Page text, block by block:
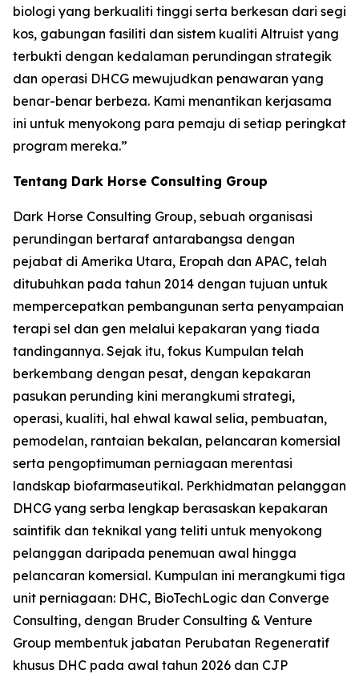
biologi yang berkualiti tinggi serta berkesan dari segi
kos, gabungan fasiliti dan sistem kualiti Altruist yang
terbukti dengan kedalaman perundingan strategik
dan operasi DHCG mewujudkan penawaran yang
benar-benar berbeza. Kami menantikan kerjasama
ini untuk menyokong para pemaju di setiap peringkat
program mereka.”
Tentang Dark Horse Consulting Group
Dark Horse Consulting Group, sebuah organisasi
perundingan bertaraf antarabangsa dengan
pejabat di Amerika Utara, Eropah dan APAC, telah
ditubuhkan pada tahun 2014 dengan tujuan untuk
mempercepatkan pembangunan serta penyampaian
terapi sel dan gen melalui kepakaran yang tiada
tandingannya. Sejak itu, fokus Kumpulan telah
berkembang dengan pesat, dengan kepakaran
pasukan perunding kini merangkumi strategi,
operasi, kualiti, hal ehwal kawal selia, pembuatan,
pemodelan, rantaian bekalan, pelancaran komersial
serta pengoptimuman perniagaan merentasi
landskap biofarmaseutikal. Perkhidmatan pelanggan
DHCG yang serba lengkap berasaskan kepakaran
saintifik dan teknikal yang teliti untuk menyokong
pelanggan daripada penemuan awal hingga
pelancaran komersial. Kumpulan ini merangkumi tiga
unit perniagaan: DHC, BioTechLogic dan Converge
Consulting, dengan Bruder Consulting & Venture
Group membentuk jabatan Perubatan Regeneratif
khusus DHC pada awal tahun 2026 dan CJP